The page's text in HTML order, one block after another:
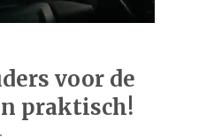
voor de
praktisch!